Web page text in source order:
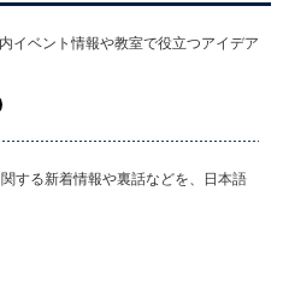
イベント情報や教室で役立つアイデア
する新着情報や裏話などを、日本語